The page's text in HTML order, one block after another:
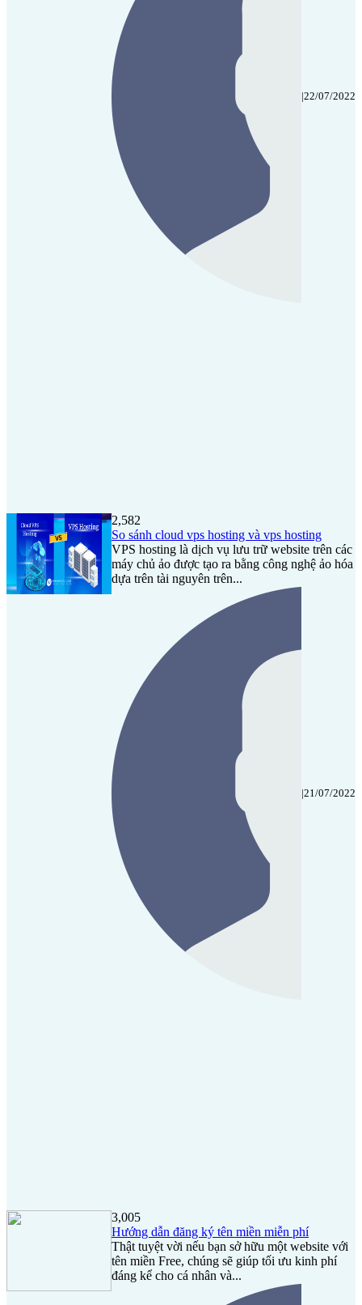
|22/07/2022
2,582
So sánh cloud vps hosting và vps hosting
VPS hosting là dịch vụ lưu trữ website trên các
máy chủ ảo được tạo ra bằng công nghệ ảo hóa
dựa trên tài nguyên trên...
|21/07/2022
3,005
Hướng dẫn đăng ký tên miền miễn phí
Thật tuyệt vời nếu bạn sở hữu một website với
tên miền Free, chúng sẽ giúp tối ưu kinh phí
đáng kể cho cá nhân và...